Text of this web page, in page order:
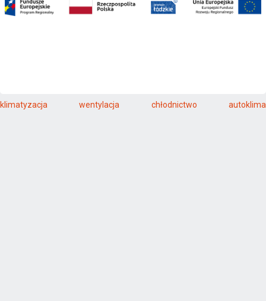
klimatyzacja wentylacja chłodnictwo autoklima